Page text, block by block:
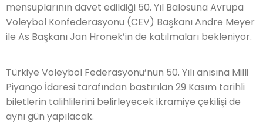
mensuplarının davet edildiği 50. Yıl Balosuna Avrupa
Voleybol Konfederasyonu (CEV) Başkanı Andre Meyer
ile As Başkanı Jan Hronek’in de katılmaları bekleniyor.
Türkiye Voleybol Federasyonu’nun 50. Yılı anısına Milli
Piyango İdaresi tarafından bastırılan 29 Kasım tarihli
biletlerin talihlilerini belirleyecek ikramiye çekilişi de
aynı gün yapılacak.